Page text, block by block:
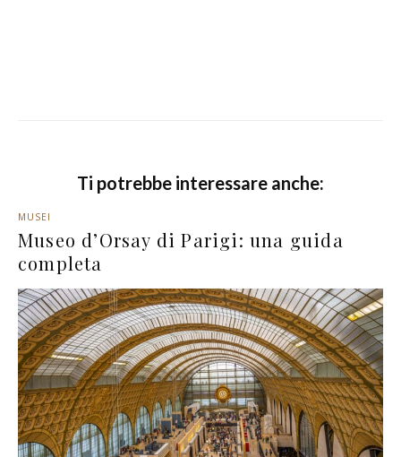
Ti potrebbe interessare anche:
MUSEI
Museo d’Orsay di Parigi: una guida
completa